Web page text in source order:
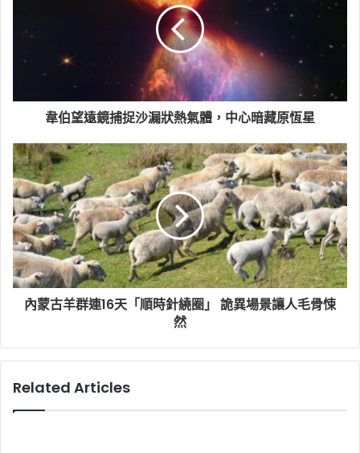
韋伯望遠鏡捕捉沙漏狀熱氣體，中心暗藏原恆星
內蒙古羊群連16天「順時針繞圈」 詭異場景讓人毛骨悚
然
Related Articles